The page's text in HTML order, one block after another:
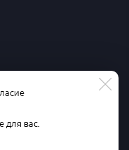
для вас.